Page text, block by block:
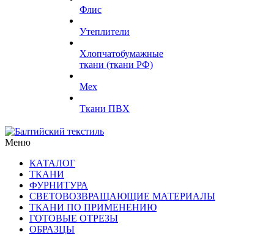
Флис
Утеплители
Хлопчатобумажные
ткани (ткани РФ)
Мех
Ткани ПВХ
Меню
КАТАЛОГ
ТКАНИ
ФУРНИТУРА
СВЕТОВОЗВРАЩАЮЩИЕ МАТЕРИАЛЫ
ТКАНИ ПО ПРИМЕНЕНИЮ
ГОТОВЫЕ ОТРЕЗЫ
ОБРАЗЦЫ